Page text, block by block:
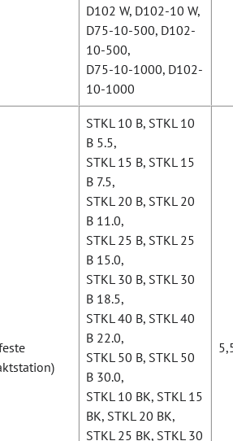
D102 W, D102-10 W,
D75-10-500, D102-
10-500,
D75-10-1000, D102-
10-1000
STKL 10 B, STKL 10
B 5.5,
STKL 15 B, STKL 15
B 7.5,
STKL 20 B, STKL 20
B 11.0,
STKL 25 B, STKL 25
B 15.0,
STKL 30 B, STKL 30
B 18.5,
STKL 40 B, STKL 40
B 22.0,
STKL 50 B, STKL 50
B 30.0,
STKL 10 BK, STKL 15
BK, STKL 20 BK,
STKL 25 BK, STKL 30